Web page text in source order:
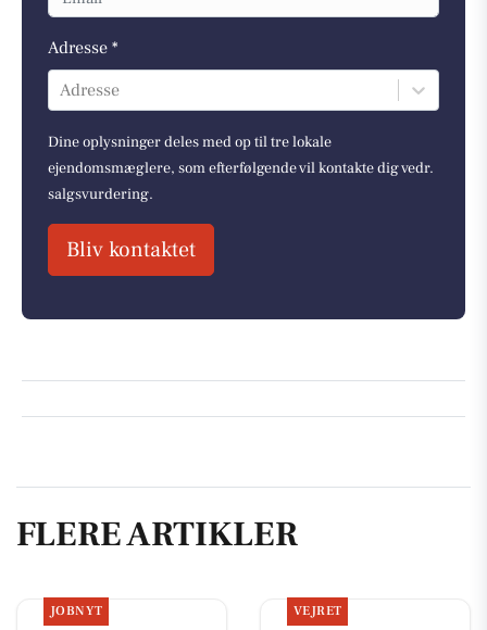
Adresse *
Adresse
Dine oplysninger deles med op til tre lokale
ejendomsmæglere, som efterfølgende vil kontakte dig vedr.
salgsvurdering.
Bliv kontaktet
FLERE ARTIKLER
JOBNYT VEJRET